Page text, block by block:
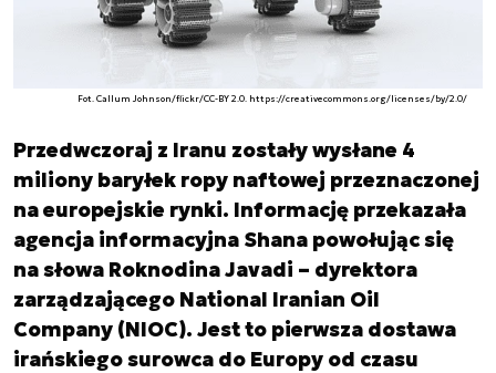
Fot. Callum Johnson/flickr/CC-BY 2.0. https://creativecommons.org/licenses/by/2.0/
Przedwczoraj z Iranu zostały wysłane 4
miliony baryłek ropy naftowej przeznaczonej
na europejskie rynki. Informację przekazała
agencja informacyjna Shana powołując się
na słowa Roknodina Javadi – dyrektora
zarządzającego National Iranian Oil
Company (NIOC). Jest to pierwsza dostawa
irańskiego surowca do Europy od czasu